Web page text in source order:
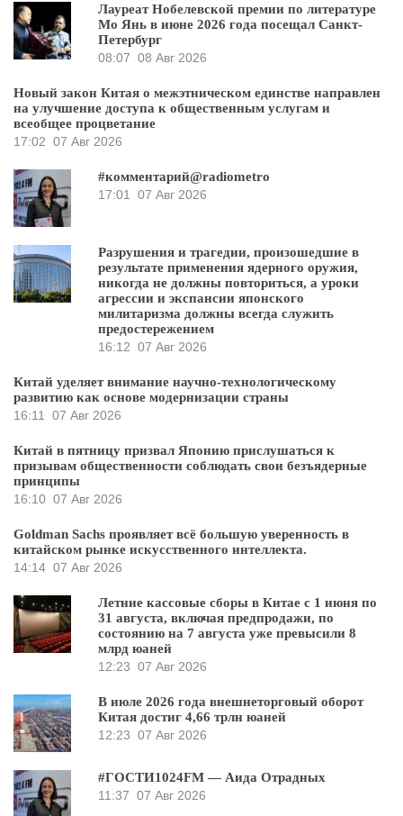
Лауреат Нобелевской премии по литературе
Мо Янь в июне 2026 года посещал Санкт-
Петербург
08:07 08 Авг 2026
Новый закон Китая о межэтническом единстве направлен
на улучшение доступа к общественным услугам и
всеобщее процветание
17:02 07 Авг 2026
#комментарий@radiometro
17:01
07 Авг 2026
Разрушения и трагедии, произошедшие в
результате применения ядерного оружия,
никогда не должны повториться, а уроки
агрессии и экспансии японского
милитаризма должны всегда служить
предостережением
16:12 07 Авг 2026
Китай уделяет внимание научно-технологическому
развитию как основе модернизации страны
16:11
07 Авг 2026
Китай в пятницу призвал Японию прислушаться к
призывам общественности соблюдать свои безъядерные
принципы
16:10 07 Авг 2026
Goldman Sachs проявляет всё большую уверенность в
китайском рынке искусственного интеллекта.
14:14 07 Авг 2026
Летние кассовые сборы в Китае с 1 июня по
31 августа, включая предпродажи, по
состоянию на 7 августа уже превысили 8
млрд юаней
12:23 07 Авг 2026
В июле 2026 года внешнеторговый оборот
Китая достиг 4,66 трлн юаней
12:23 07 Авг 2026
#ГОСТИ1024FM — Аида Отрадных
11:37 07 Авг 2026